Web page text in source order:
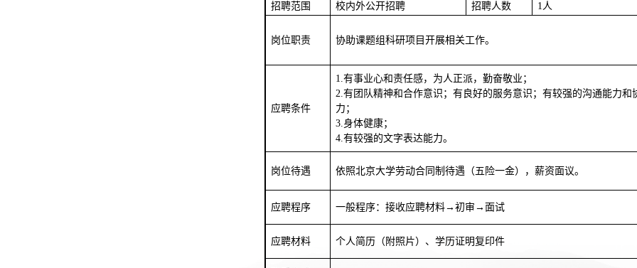
招聘范围
校内外公开招聘 招聘人数 1人
岗位职责 协助课题组科研项目开展相关工作。
应聘条件
1.有事业心和责任感，为人正派，勤奋敬业；
2.有团队精神和合作意识；有良好的服务意识；有较强的沟通能力和
力；
3.身体健康；
4.有较强的文字表达能力。
岗位待遇 依照北京大学劳动合同制待遇（五险一金），薪资面议。
应聘程序 一般程序：接收应聘材料→初审→面试
应聘材料 个人简历（附照片）、学历证明复印件